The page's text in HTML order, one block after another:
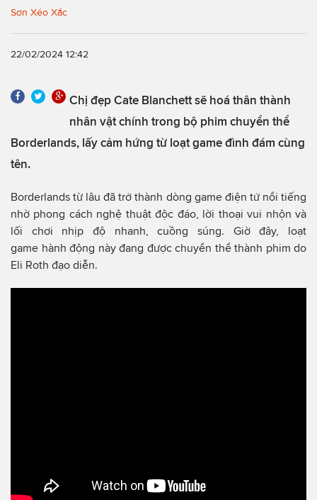
Sơn Xéo Xắc
22/02/2024 12:42
Chị đẹp Cate Blanchett sẽ hoá thân thành
nhân vật chính trong bộ phim chuyển thể
Borderlands, lấy cảm hứng từ loạt game đình đám cùng
tên.
Borderlands từ lâu đã trở thành dòng game điện tử nổi tiếng
nhờ phong cách nghệ thuật độc đáo, lời thoại vui nhộn và
lối chơi nhịp độ nhanh, cuồng súng. Giờ đây, loạt
game hành động này đang được chuyển thể thành phim do
Eli Roth đạo diễn.